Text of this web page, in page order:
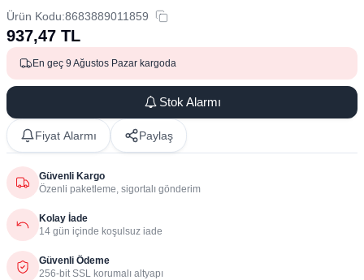
Ürün Kodu:8683889011859
937,47 TL
En geç 9 Ağustos Pazar kargoda
Stok Alarmı
Fiyat Alarmı Paylaş
Güvenli Kargo
Özenli paketleme, sigortalı gönderim
Kolay İade
14 gün içinde koşulsuz iade
Güvenli Ödeme
256-bit SSL korumalı altyapı